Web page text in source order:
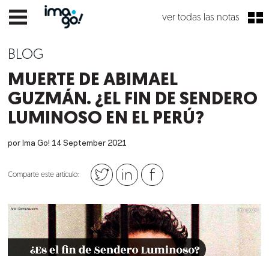
ver todas las notas
BLOG
MUERTE DE ABIMAEL
GUZMÁN. ¿EL FIN DE SENDERO
LUMINOSO EN EL PERÚ?
por Ima Go!14 September 2021
Comparte este artículo: